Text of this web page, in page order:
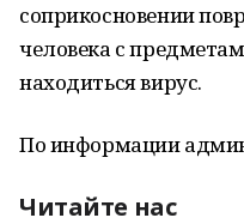
соприкосновении
человека с
находиться вирус.
По информации
Читайте нас